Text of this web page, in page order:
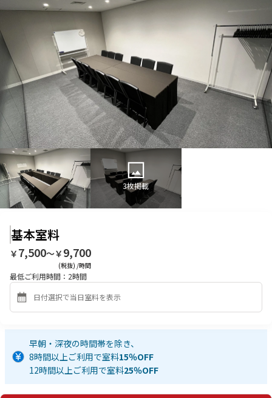
3枚掲載
基本室料
￥ 7,500〜￥ 9,700
(税抜) /時間
最低ご利用時間： 2時間
早朝・深夜の時間帯を除き、
8時間以上ご利用で室料15％OFF
12時間以上ご利用で室料25％OFF